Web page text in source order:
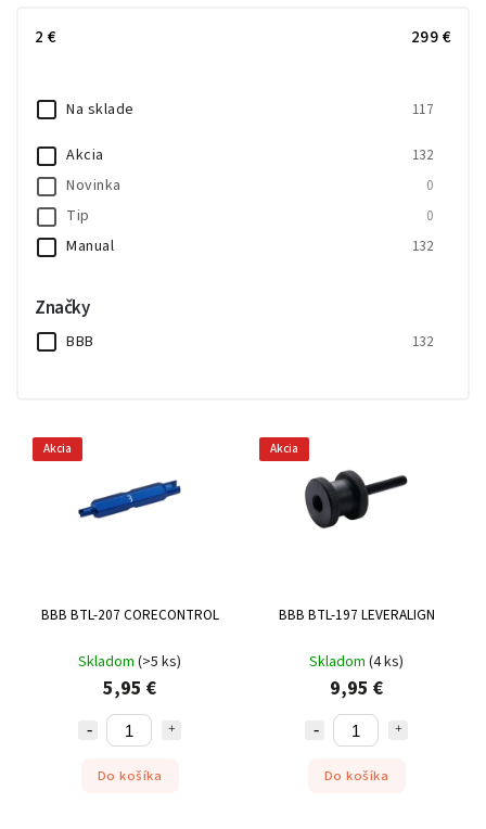
2 € 299€
Na sklade 117
Akcia 132
Novinka 0
Tip 0
Manual 132
Značky
BBB 132
Akcia
BBB BTL-207 CORECONTROL
Skladom (>5 ks)
5,95 €
Do košíka
Akcia
BBB BTL-197 LEVERALIGN
Skladom (4 ks)
9,95 €
Do košíka